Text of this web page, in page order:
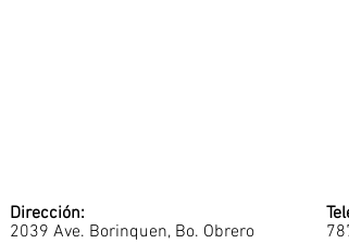
Dirección:
2039 Ave. Borinquen, Bo. Obrero